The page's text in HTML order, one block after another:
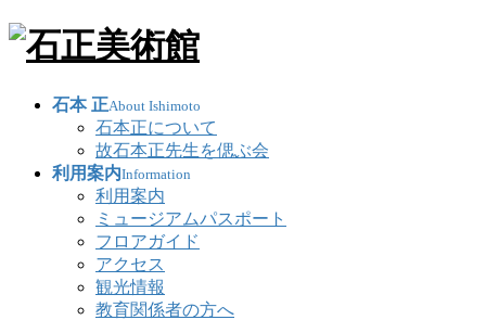
石本 正About Ishimoto
石本正について
故石本正先生を偲ぶ会
利用案内Information
利用案内
ミュージアムパスポート
フロアガイド
アクセス
観光情報
教育関係者の方へ